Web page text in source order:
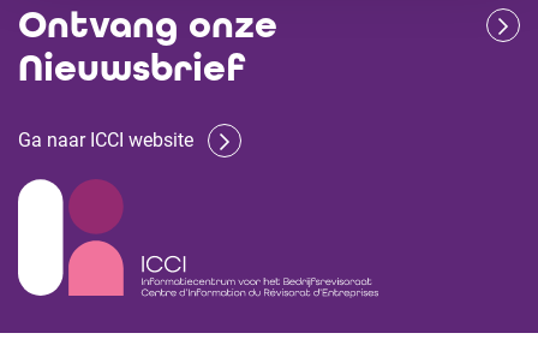
Ontvang onze
Nieuwsbrief
Ga naar ICCI website